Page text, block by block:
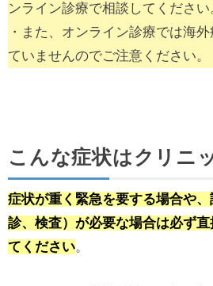
ンライン診療で相談してください
・また、オンライン診療では海
ていませんのでご注意ください。
こんな症状はクリニ
症状が重く緊急を要する場合や
診、検査）が必要な場合は必ず
てください。